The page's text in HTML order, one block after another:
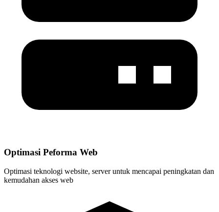
Optimasi Peforma Web
Optimasi teknologi website, server untuk mencapai peningkatan dan
kemudahan akses web